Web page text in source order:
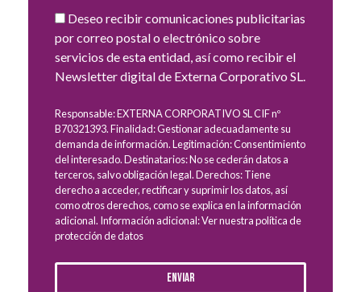
Deseo recibir comunicaciones publicitarias
por correo postal o electrónico sobre
servicios de esta entidad, así como recibir el
Newsletter digital de Externa Corporativo SL.
Responsable: EXTERNA CORPORATIVO SL CIF nº
B70321393. Finalidad: Gestionar adecuadamente su
demanda de información. Legitimación: Consentimiento
del interesado. Destinatarios: No se cederán datos a
terceros, salvo obligación legal. Derechos: Tiene
derecho a acceder, rectificar y suprimir los datos, así
como otros derechos, como se explica en la información
adicional. Información adicional: Ver nuestra política de
protección de datos
Enviar